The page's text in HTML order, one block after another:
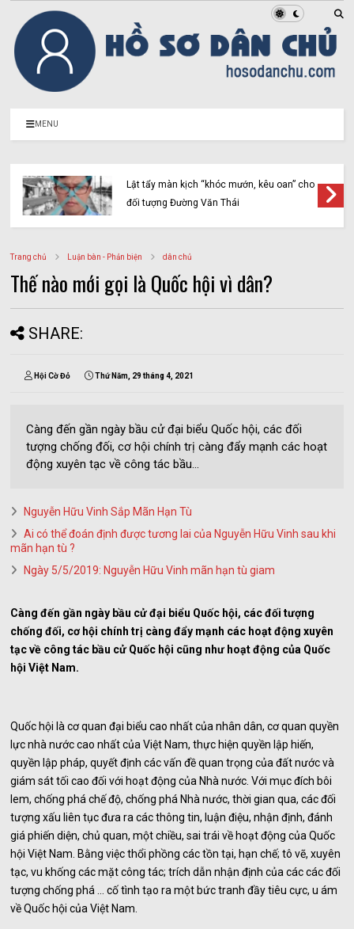
MENU
Lật tẩy màn kịch “khóc mướn, kêu oan” cho
đối tượng Đường Văn Thái
Trang chủ Luận bàn - Phản biện dân chủ
Thế nào mới gọi là Quốc hội vì dân?
SHARE:
Hội Cờ Đỏ Thứ Năm, 29 tháng 4, 2021
Càng đến gần ngày bầu cử đại biểu Quốc hội, các đối
tượng chống đối, cơ hội chính trị càng đẩy mạnh các hoạt
động xuyên tạc về công tác bầu...
Nguyễn Hữu Vinh Sắp Mãn Hạn Tù
Ai có thể đoán định được tương lai của Nguyễn Hữu Vinh sau khi
mãn hạn tù ?
Ngày 5/5/2019: Nguyễn Hữu Vinh mãn hạn tù giam
Càng đến gần ngày bầu cử đại biểu Quốc hội, các đối tượng
chống đối, cơ hội chính trị càng đẩy mạnh các hoạt động xuyên
tạc về công tác bầu cử Quốc hội cũng như hoạt động của Quốc
hội Việt Nam.
Quốc hội là cơ quan đại biểu cao nhất của nhân dân, cơ quan quyền
lực nhà nước cao nhất của Việt Nam, thực hiện quyền lập hiến,
quyền lập pháp, quyết định các vấn đề quan trọng của đất nước và
giám sát tối cao đối với hoạt động của Nhà nước. Với mục đích bôi
lem, chống phá chế độ, chống phá Nhà nước, thời gian qua, các đối
tượng xấu liên tục đưa ra các thông tin, luận điệu, nhận định, đánh
giá phiến diện, chủ quan, một chiều, sai trái về hoạt động của Quốc
hội Việt Nam. Bằng việc thổi phồng các tồn tại, hạn chế; tô vẽ, xuyên
tạc, vu khống các mặt công tác; trích dẫn nhận định của các các đối
tượng chống phá … cố tình tạo ra một bức tranh đầy tiêu cực, u ám
về Quốc hội của Việt Nam.